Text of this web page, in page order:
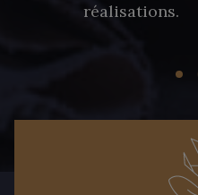
réalisations.